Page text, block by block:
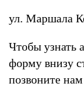
ул. Маршала
Чтобы узнать
форму внизу
позвоните